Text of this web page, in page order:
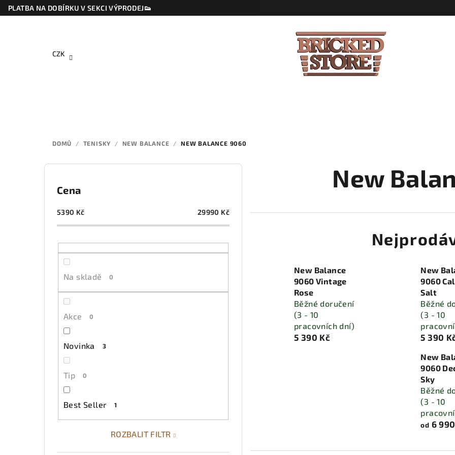
Přejít
na
PLATBA NA DOBÍRKU V SEKCI VÝPRODEJ👟
CZK
DOMŮ / TENISKY / NEW BALANCE / NEW BALANCE 9060
P
Cena
5390 Kč 29990 Kč
Na skladě 0
Akce 0
Novinka 3
Tip 0
Best Seller 1
ROZBALIT FILTR
New
New Balance
9060 Vintage
Rose
Běžné doručení
(3 - 10
pracovních dní)
5 390 Kč
New
9060
Salt
Běžné
(3 - 10
5 390
New
9060
Sky
Běžné
(3 - 10
od 6